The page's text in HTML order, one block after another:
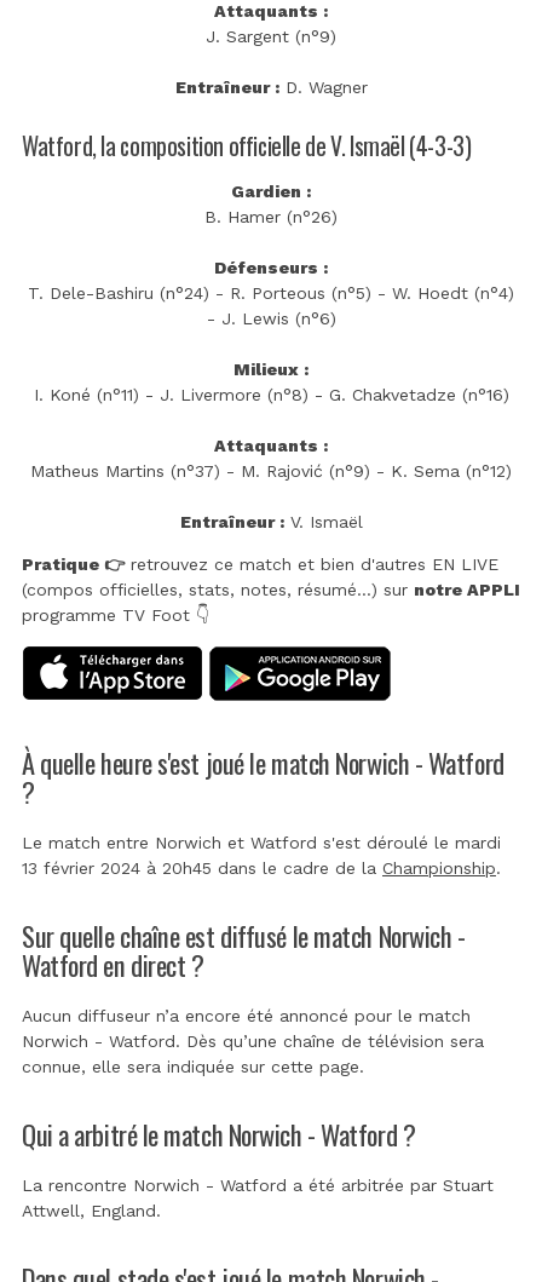
Attaquants :
J. Sargent (n°9)
Entraîneur :D. Wagner
Watford, la composition officielle de V. Ismaël (4-3-3)
Gardien :
B. Hamer (n°26)
Défenseurs :
T. Dele-Bashiru (n°24) - R. Porteous (n°5) - W. Hoedt (n°4)
- J. Lewis (n°6)
Milieux :
I. Koné (n°11) - J. Livermore (n°8) - G. Chakvetadze (n°16)
Attaquants :
Matheus Martins (n°37) - M. Rajović (n°9) - K. Sema (n°12)
Entraîneur :V. Ismaël
Pratique 👉retrouvez ce match et bien d'autres EN LIVE
(compos officielles, stats, notes, résumé...) sur notre APPLI
programme TV Foot 👇
À quelle heure s'est joué le match Norwich - Watford
?
Le match entre Norwich et Watford s'est déroulé le mardi
13 février 2024 à 20h45 dans le cadre de la Championship.
Sur quelle chaîne est diffusé le match Norwich -
Watford en direct ?
Aucun diffuseur n’a encore été annoncé pour le match
Norwich - Watford. Dès qu’une chaîne de télévision sera
connue, elle sera indiquée sur cette page.
Qui a arbitré le match Norwich - Watford ?
La rencontre Norwich - Watford a été arbitrée par Stuart
Attwell, England.